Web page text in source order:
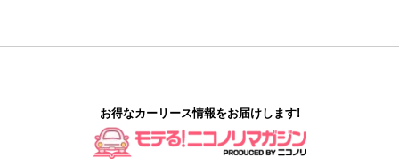
お得なカーリース情報をお届けします!